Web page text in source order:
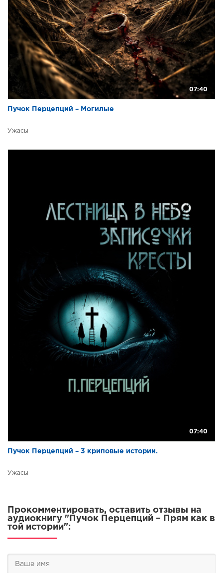
07:40
Пучок Перцепций – Могилые
Ужасы
07:40
Пучок Перцепций – 3 криповые истории.
Ужасы
Прокомментировать, оставить отзывы на
аудиокнигу "Пучок Перцепций – Прям как в
той истории":